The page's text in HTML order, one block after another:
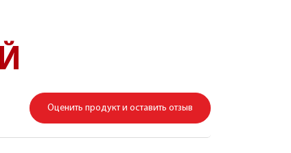
Оценить продукт и оставить отзыв